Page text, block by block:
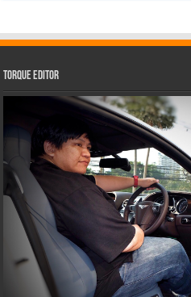
Torque Editor